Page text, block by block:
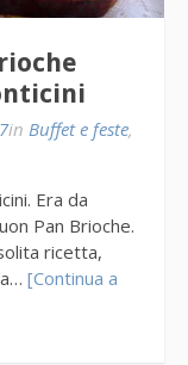
in Buffet e feste,
Era da
Pan Brioche.
ricetta,
[Continua a